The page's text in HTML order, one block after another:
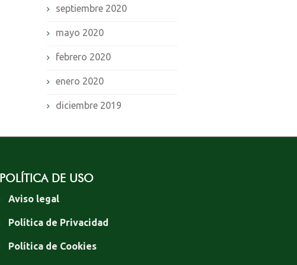
septiembre 2020
mayo 2020
febrero 2020
enero 2020
diciembre 2019
POLÍTICA DE USO
Aviso legal
Política de Privacidad
Política de Cookies